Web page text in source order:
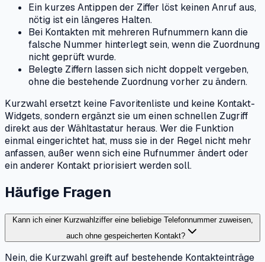
Ein kurzes Antippen der Ziffer löst keinen Anruf aus,
nötig ist ein längeres Halten.
Bei Kontakten mit mehreren Rufnummern kann die
falsche Nummer hinterlegt sein, wenn die Zuordnung
nicht geprüft wurde.
Belegte Ziffern lassen sich nicht doppelt vergeben,
ohne die bestehende Zuordnung vorher zu ändern.
Kurzwahl ersetzt keine Favoritenliste und keine Kontakt-
Widgets, sondern ergänzt sie um einen schnellen Zugriff
direkt aus der Wähltastatur heraus. Wer die Funktion
einmal eingerichtet hat, muss sie in der Regel nicht mehr
anfassen, außer wenn sich eine Rufnummer ändert oder
ein anderer Kontakt priorisiert werden soll.
Häufige Fragen
Kann ich einer Kurzwahlziffer eine beliebige Telefonnummer zuweisen,
auch ohne gespeicherten Kontakt?
Nein, die Kurzwahl greift auf bestehende Kontakteinträge